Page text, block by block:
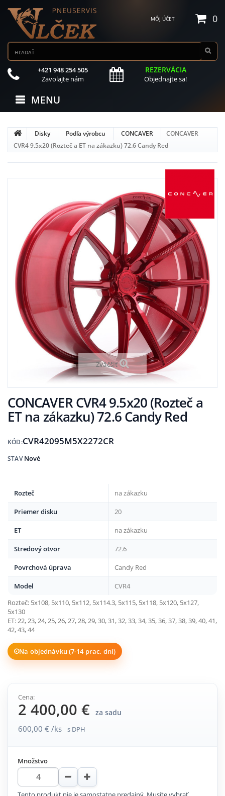
0
MÔJ ÚČET
+421 948 254 505
Zavolajte nám
REZERVÁCIA
Objednajte sa!
MENU
Disky Podľa výrobcu CONCAVER
CONCAVER
CVR4 9.5x20 (Rozteč a ET na zákazku) 72.6 Candy Red
Zväčšiť
CONCAVER CVR4 9.5x20 (Rozteč a
ET na zákazku) 72.6 Candy Red
KÓD:CVR42095M5X2272CR
STAV Nové
Rozteč na zákazku
Priemer disku 20
ET na zákazku
Stredový otvor 72.6
Povrchová úprava Candy Red
Model
CVR4
Rozteč: 5x108, 5x110, 5x112, 5x114.3, 5x115, 5x118, 5x120, 5x127,
5x130
ET: 22, 23, 24, 25, 26, 27, 28, 29, 30, 31, 32, 33, 34, 35, 36, 37, 38, 39, 40, 41,
42, 43, 44
Na objednávku (7-14 prac. dní)
Cena:
2 400,00 € za sadu
600,00 € /ks s DPH
Množstvo